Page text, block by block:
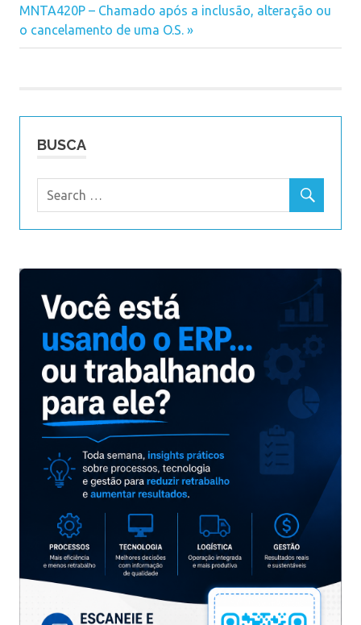
Navegação
de
Post:
Next
Post:
MNTA420P – Chamado após a inclusão, alteração ou
o cancelamento de uma O.S.
BUSCA